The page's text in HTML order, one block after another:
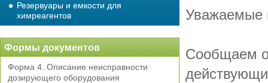
Уважаемые
Сообщаем о
Резервуары и емкости для
химреагентов
Формы документов
Форма 4. Описание неисправности
дозирующего оборудования